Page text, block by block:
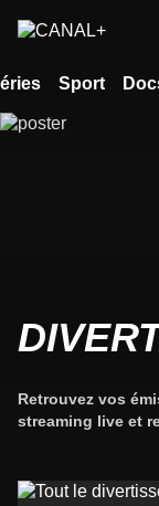
Sport
Retrouvez vos
streaming live et